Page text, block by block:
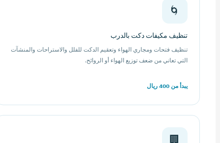
🌀
تنظيف مكيفات دكت بالدرب
تنظيف فتحات ومجاري الهواء وتعقيم الدكت للفلل والاستراحات والمنشآت
التي تعاني من ضعف توزيع الهواء أو الروائح.
يبدأ من 400 ريال
🏢